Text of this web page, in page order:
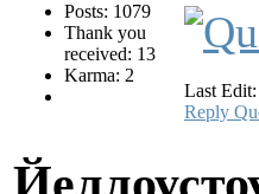
Posts: 1079
Thank you
received: 13
Karma: 2
Last
Reply